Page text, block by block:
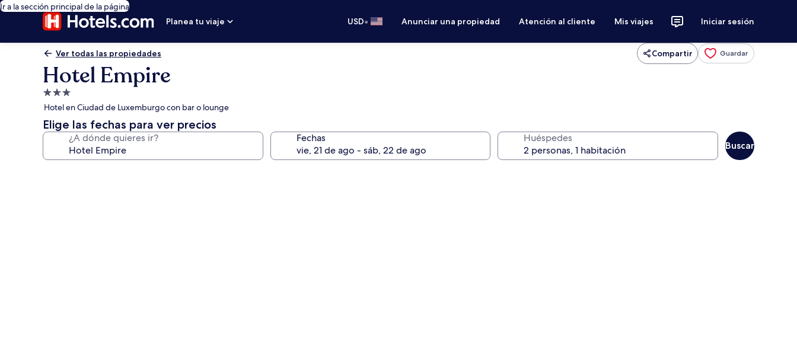
Ir a la sección principal de la página
Planea tu viaje
USD• Anunciar una propiedad Atención al cliente Mis viajes Iniciar sesión
Ver todas las propiedades Compartir Guardar
Hotel Empire
Propiedad
de
3.0
estrellas
Hotel en Ciudad de Luxemburgo con bar o lounge
Elige las fechas para ver precios
¿A dónde quieres ir? Fechas Huéspedes
Buscar